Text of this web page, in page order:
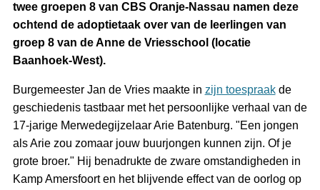
twee groepen 8 van CBS Oranje-Nassau namen deze
ochtend de adoptietaak over van de leerlingen van
groep 8 van de Anne de Vriesschool (locatie
Baanhoek-West).
Burgemeester Jan de Vries maakte in zijn toespraakde
geschiedenis tastbaar met het persoonlijke verhaal van de
17-jarige Merwedegijzelaar Arie Batenburg. "Een jongen
als Arie zou zomaar jouw buurjongen kunnen zijn. Of je
grote broer." Hij benadrukte de zware omstandigheden in
Kamp Amersfoort en het blijvende effect van de oorlog op